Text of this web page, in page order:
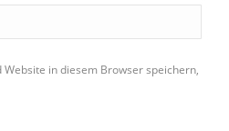
in diesem Browser speichern,